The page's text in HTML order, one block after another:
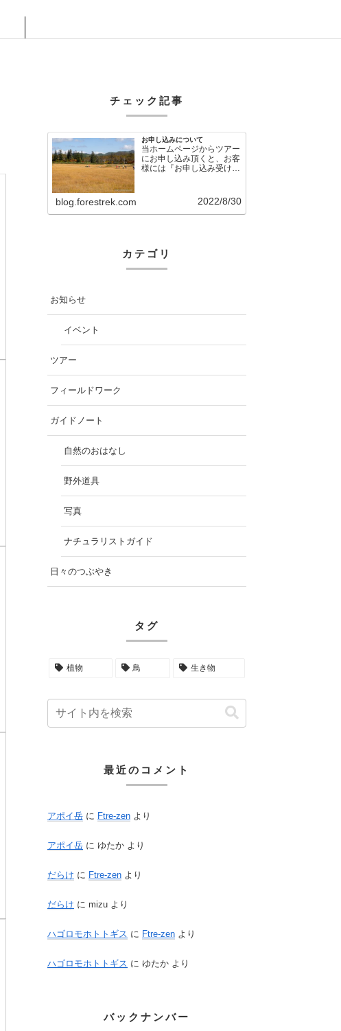
チェック記事
お申し込みについて
当ホームページからツアー
にお申し込み頂くと、お客
様には『お申し込み受け付
blog.forestrek.com 2022/8/30
カテゴリ
お知らせ
イベント
ツアー
フィールドワーク
ガイドノート
自然のおはなし
野外道具
写真
ナチュラリストガイド
日々のつぶやき
タグ
植物 鳥 生き物
最近のコメント
アポイ岳 に Ftre-zen より
アポイ岳 に ゆたか より
だらけ に Ftre-zen より
だらけ に mizu より
ハゴロモホトトギス に Ftre-zen より
ハゴロモホトトギス に ゆたか より
バックナンバー